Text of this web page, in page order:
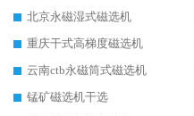
北京永磁湿式磁选机
重庆干式高梯度磁选机
云南ctb永磁筒式磁选机
锰矿磁选机干选